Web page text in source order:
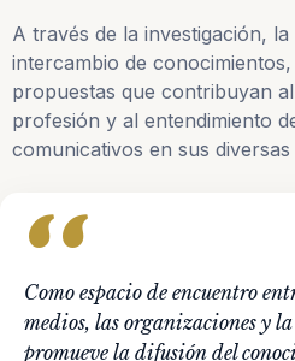
A través de la investigación,
intercambio de
propuestas que contribuyan
profesión y al entendimiento
comunicativos en sus
‘ ‘
Como espacio de encuentro
medios, las organizaciones y
promueve la difusión del